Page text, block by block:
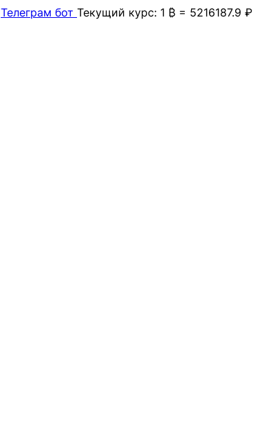
Телеграм бот Текущий курс: 1 ₿ = 5216187.9 ₽